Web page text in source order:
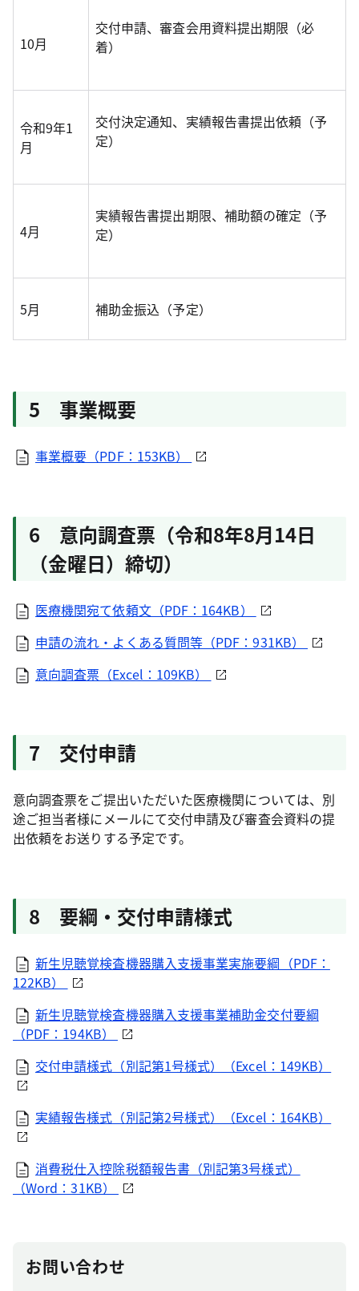
10月
交付申請、審査会用資料提出期限（必
着）
令和9年1
月
交付決定通知、実績報告書提出依頼（予
定）
4月
実績報告書提出期限、補助額の確定（予
定）
5月 補助金振込（予定）
5 事業概要
事業概要（PDF：153KB）
6 意向調査票（令和8年8月14日
（金曜日）締切）
医療機関宛て依頼文（PDF：164KB）
申請の流れ・よくある質問等（PDF：931KB）
意向調査票（Excel：109KB）
7 交付申請
意向調査票をご提出いただいた医療機関については、別
途ご担当者様にメールにて交付申請及び審査会資料の提
出依頼をお送りする予定です。
8 要綱・交付申請様式
新生児聴覚検査機器購入支援事業実施要綱（PDF：
122KB）
新生児聴覚検査機器購入支援事業補助金交付要綱
（PDF：194KB）
交付申請様式（別記第1号様式）（Excel：149KB）
実績報告様式（別記第2号様式）（Excel：164KB）
消費税仕入控除税額報告書（別記第3号様式）
（Word：31KB）
お問い合わせ